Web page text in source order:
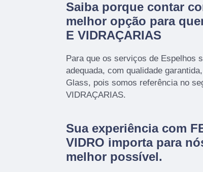
Saiba porque contar
melhor opção para
E VIDRAÇARIAS
Para que os serviços de Espelhos
adequada, com qualidade
Glass, pois somos referência no
VIDRAÇARIAS.
Sua experiência com
VIDRO importa para
melhor possível.